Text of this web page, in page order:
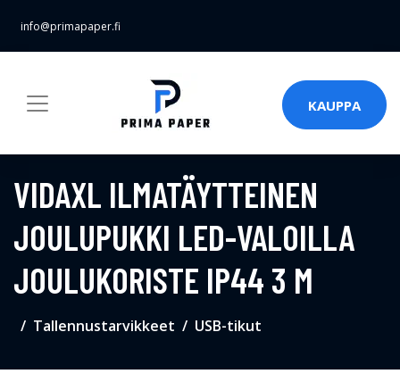
info@primapaper.fi
KAUPPA
VIDAXL ILMATÄYTTEINEN
JOULUPUKKI LED-VALOILLA
JOULUKORISTE IP44 3 M
Tallennustarvikkeet USB-tikut